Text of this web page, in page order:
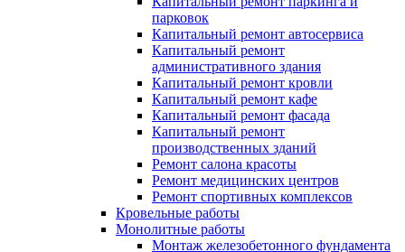
парковок
Капитальный ремонт автосервиса
Капитальный ремонт
административного здания
Капитальный ремонт кровли
Капитальный ремонт кафе
Капитальный ремонт фасада
Капитальный ремонт
производственных зданий
Ремонт салона красоты
Ремонт медицинских центров
Ремонт спортивных комплексов
Кровельные работы
Монолитные работы
Монтаж железобетонного фундамента